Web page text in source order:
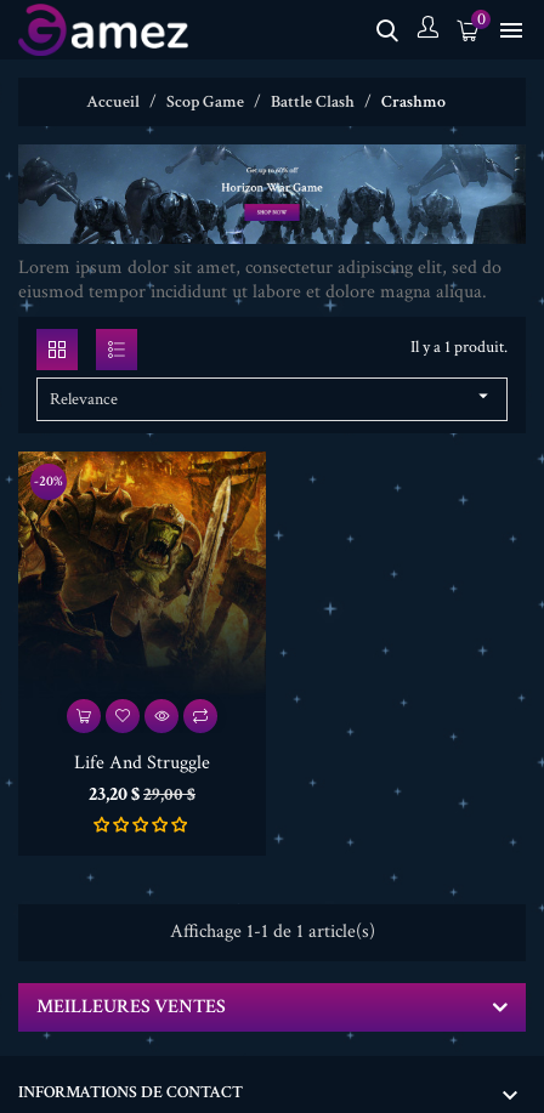
0 
Accueil Scop Game Battle Clash Crashmo
Lorem ipsum dolor sit amet, consectetur adipiscing elit, sed do
eiusmod tempor incididunt ut labore et dolore magna aliqua.
Il y a 1 produit.
Relevance 
-20%
Life And Struggle
Prix
23,20 $Prix
de
base
29,00 $
Affichage 1-1 de 1 article(s)
MEILLEURES VENTES
INFORMATIONS DE CONTACT 